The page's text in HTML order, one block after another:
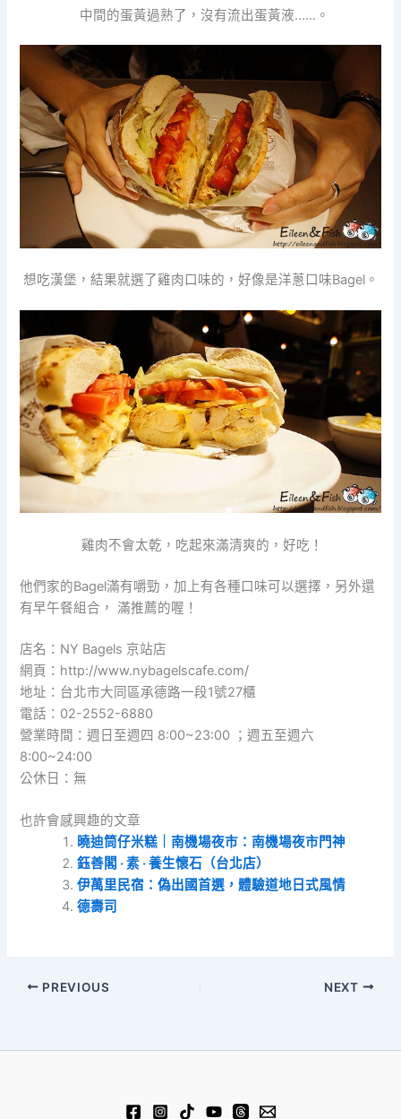
中間的蛋黃過熟了，沒有流出蛋黃液……。
想吃漢堡，結果就選了雞肉口味的，好像是洋蔥口味Bagel。
雞肉不會太乾，吃起來滿清爽的，好吃！
他們家的Bagel滿有嚼勁，加上有各種口味可以選擇，另外還
有早午餐組合， 滿推薦的喔！
店名：NY Bagels 京站店
網頁：http://www.nybagelscafe.com/
地址：台北市大同區承德路一段1號27櫃
電話：02-2552-6880
營業時間：週日至週四 8:00~23:00 ；週五至週六
8:00~24:00
公休日：無
也許會感興趣的文章
曉迪筒仔米糕｜南機場夜市：南機場夜市門神
鈺善閣 ‧ 素 ‧ 養生懷石（台北店）
伊萬里民宿：偽出國首選，體驗道地日式風情
德壽司
PREVIOUS NEXT